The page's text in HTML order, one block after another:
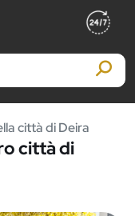
città di Deira
città di